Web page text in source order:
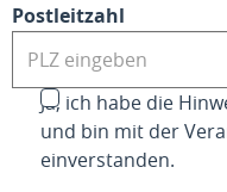
Postleitzahl
Ja, ich habe die
und bin mit der
einverstanden.